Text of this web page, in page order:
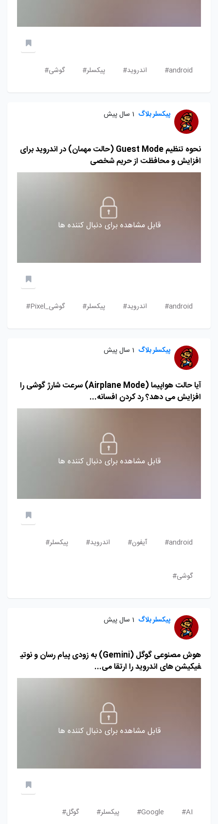
android# اندروید# پیکسلر# گوشی#
پیکسلر بلاگ 1 سال پیش
نحوه تنظیم Guest Mode (حالت مهمان) در اندروید برای
افزایش و محافظت از حریم شخصی
قابل مشاهده برای دنبال کننده ها
android# اندروید# پیکسلر# گوشی_Pixel#
پیکسلر بلاگ 1 سال پیش
آیا حالت هواپیما (Airplane Mode) سرعت شارژ گوشی را
افزایش می دهد؟ رد کردن افسانه...
قابل مشاهده برای دنبال کننده ها
android# آیفون# اندروید# پیکسلر#
گوشی#
پیکسلر بلاگ 1 سال پیش
هوش مصنوعی گوگل (Gemini) به زودی پیام‌ رسان و نوتی
فیکیشن های اندروید را ارتقا می...
قابل مشاهده برای دنبال کننده ها
AI#
Google# پیکسلر# گوگل#